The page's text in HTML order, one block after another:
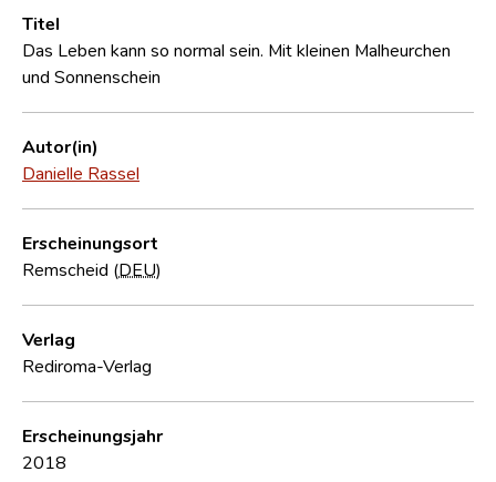
Forschungsgruppe
Titel
Das Leben kann so normal sein. Mit kleinen Malheurchen
und Sonnenschein
Autor(in)
Danielle Rassel
Erscheinungsort
Remscheid (DEU)
Verlag
Rediroma-Verlag
Erscheinungsjahr
2018